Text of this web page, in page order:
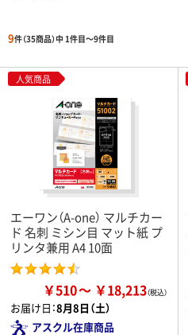
9件（35商品）中 1件目～9件目
人気商品
エーワン（A-one） マルチカー
ド 名刺 ミシン目 マット紙 プ
リンタ兼用 A4 10面
￥510 ￥18,213
お届け日：8月8日（土）
アスクル在庫商品